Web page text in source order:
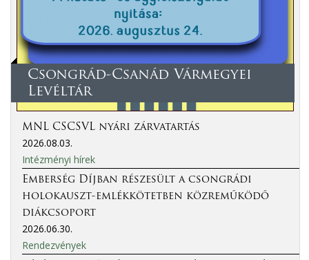
Csongrád-Csanád Vármegyei
Levéltár
MNL CSCSVL nyári zárvatartás
2026.08.03.
Intézményi hírek
Emberség Díjban részesült a csongrádi
holokauszt-emlékkötetben közreműködő
diákcsoport
2026.06.30.
Rendezvények